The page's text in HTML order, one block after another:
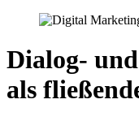
Dialog-
als